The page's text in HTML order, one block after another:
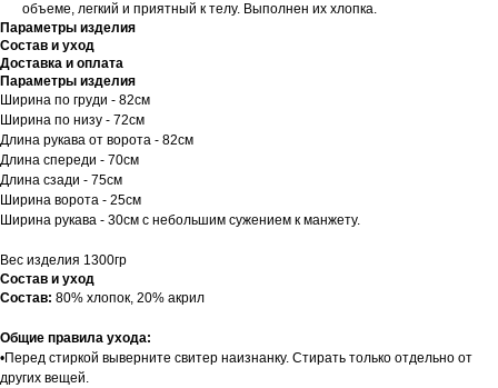
объеме, легкий и приятный к телу. Выполнен их хлопка.
Параметры изделия
Состав и уход
Доставка и оплата
Параметры изделия
Ширина по груди - 82см
Ширина по низу - 72см
Длина рукава от ворота - 82см
Длина спереди - 70см
Длина сзади - 75см
Ширина ворота - 25см
Ширина рукава - 30см с небольшим сужением к манжету.
Вес изделия 1300гр
Состав и уход
Состав: 80% хлопок, 20% акрил
Общие правила ухода:
•Перед стиркой выверните свитер наизнанку. Стирать только отдельно от
других вещей.